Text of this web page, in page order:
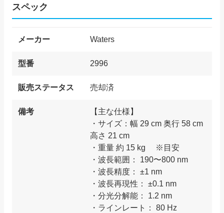
スペック
メーカー Waters
型番 2996
販売ステータス 売却済
備考
【主な仕様】
・サイズ：幅 29 cm 奥行 58 cm
高さ 21 cm
・重量 約 15 kg ※目安
・波長範囲： 190〜800 nm
・波長精度： ±1 nm
・波長再現性： ±0.1 nm
・分光分解能： 1.2 nm
・ラインレート： 80 Hz